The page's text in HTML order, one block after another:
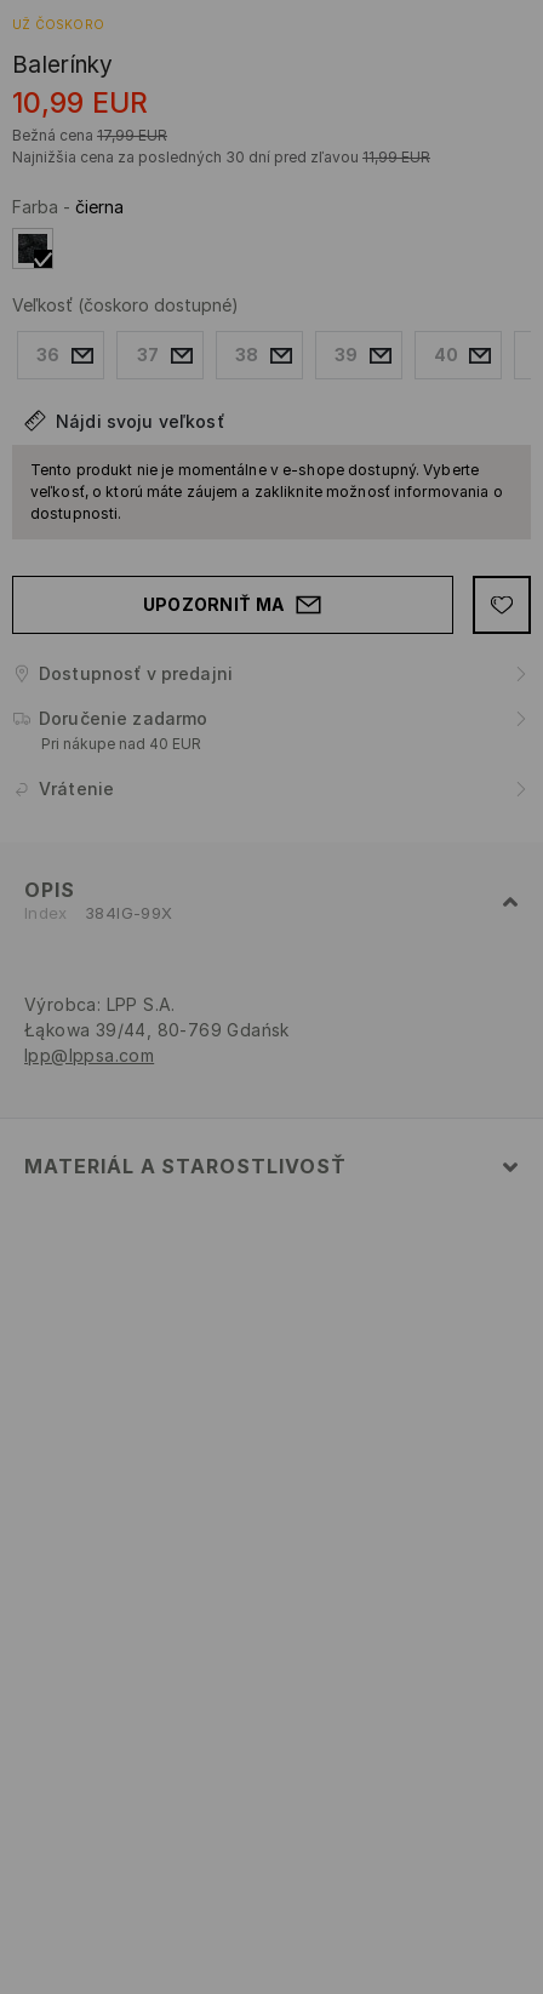
UŽ ČOSKORO
Balerínky
10,99 EUR
Bežná cena 17,99 EUR
Najnižšia cena za posledných 30 dní pred zľavou 11,99 EUR
Farba - čierna
Veľkosť (čoskoro dostupné)
36 37 38 39 40
Nájdi svoju veľkosť
Tento produkt nie je momentálne v e-shope dostupný. Vyberte
veľkosť, o ktorú máte záujem a zakliknite možnosť informovania o
dostupnosti.
UPOZORNIŤ MA
Dostupnosť v predajni
Doručenie zadarmo
Pri nákupe nad 40 EUR
Vrátenie
OPIS
Index 384IG-99X
Výrobca: LPP S.A.
Łąkowa 39/44, 80-769 Gdańsk
lpp@lppsa.com
MATERIÁL A STAROSTLIVOSŤ